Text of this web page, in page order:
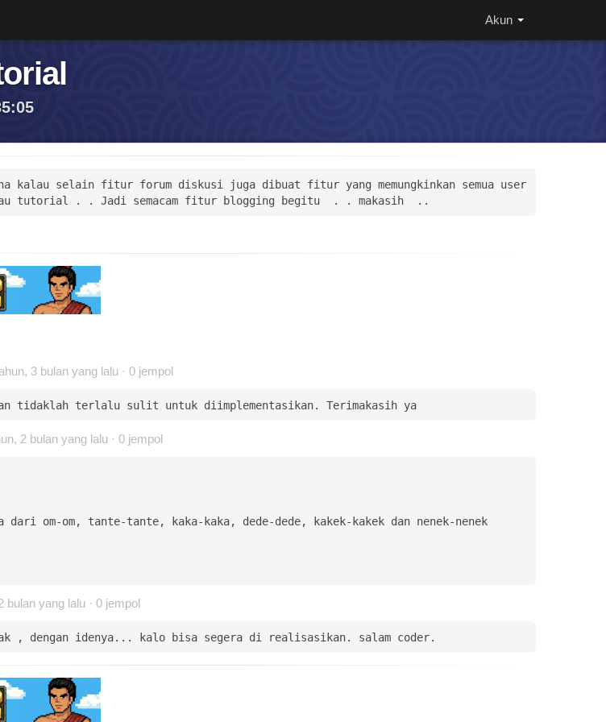
Akun
kalau selain fitur forum diskusi juga dibuat fitur yang memungkinkan semua user
tutorial . . Jadi semacam fitur blogging begitu  . . makasih  ..
3 bulan yang lalu · 0 jempol
tidaklah terlalu sulit untuk diimplementasikan. Terimakasih ya
2 bulan yang lalu · 0 jempol
dari om-om, tante-tante, kaka-kaka, dede-dede, kakek-kakek dan nenek-nenek
bulan yang lalu · 0 jempol
, dengan idenya... kalo bisa segera di realisasikan. salam coder.